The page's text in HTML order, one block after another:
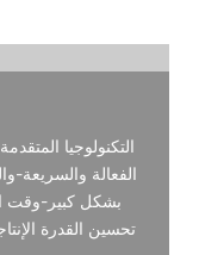
الفعالة
بشكل كبير-وقت
تحسين القدرة